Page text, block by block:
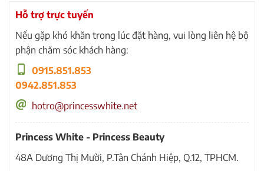
Hỗ trợ trực tuyến
Nếu gặp khó khăn trong lúc đặt hàng, vui lòng liên hệ bộ
phận chăm sóc khách hàng:
0915.851.853
0942.851.853
hotro@princesswhite.net
Princess White - Princess Beauty
48A Dương Thị Mười, P.Tân Chánh Hiệp, Q.12, TPHCM.